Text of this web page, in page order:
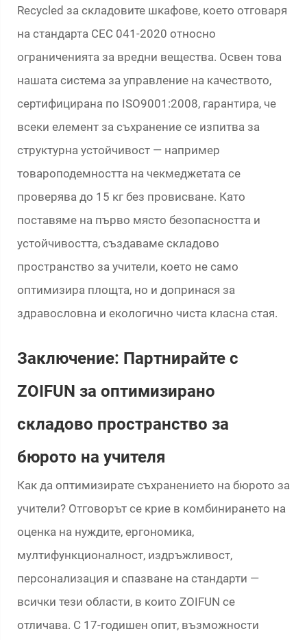
Recycled за складовите шкафове, което отговаря
на стандарта CEC 041-2020 относно
ограниченията за вредни вещества. Освен това
нашата система за управление на качеството,
сертифицирана по ISO9001:2008, гарантира, че
всеки елемент за съхранение се изпитва за
структурна устойчивост — например
товароподемността на чекмеджетата се
проверява до 15 кг без провисване. Като
поставяме на първо място безопасността и
устойчивостта, създаваме складово
пространство за учители, което не само
оптимизира площта, но и допринася за
здравословна и екологично чиста класна стая.
Заключение: Партнирайте с
ZOIFUN за оптимизирано
складово пространство за
бюрото на учителя
Как да оптимизирате съхранението на бюрото за
учители? Отговорът се крие в комбинирането на
оценка на нуждите, ергономика,
мултифункционалност, издръжливост,
персонализация и спазване на стандарти —
всички тези области, в които ZOIFUN се
отличава. С 17-годишен опит, възможности